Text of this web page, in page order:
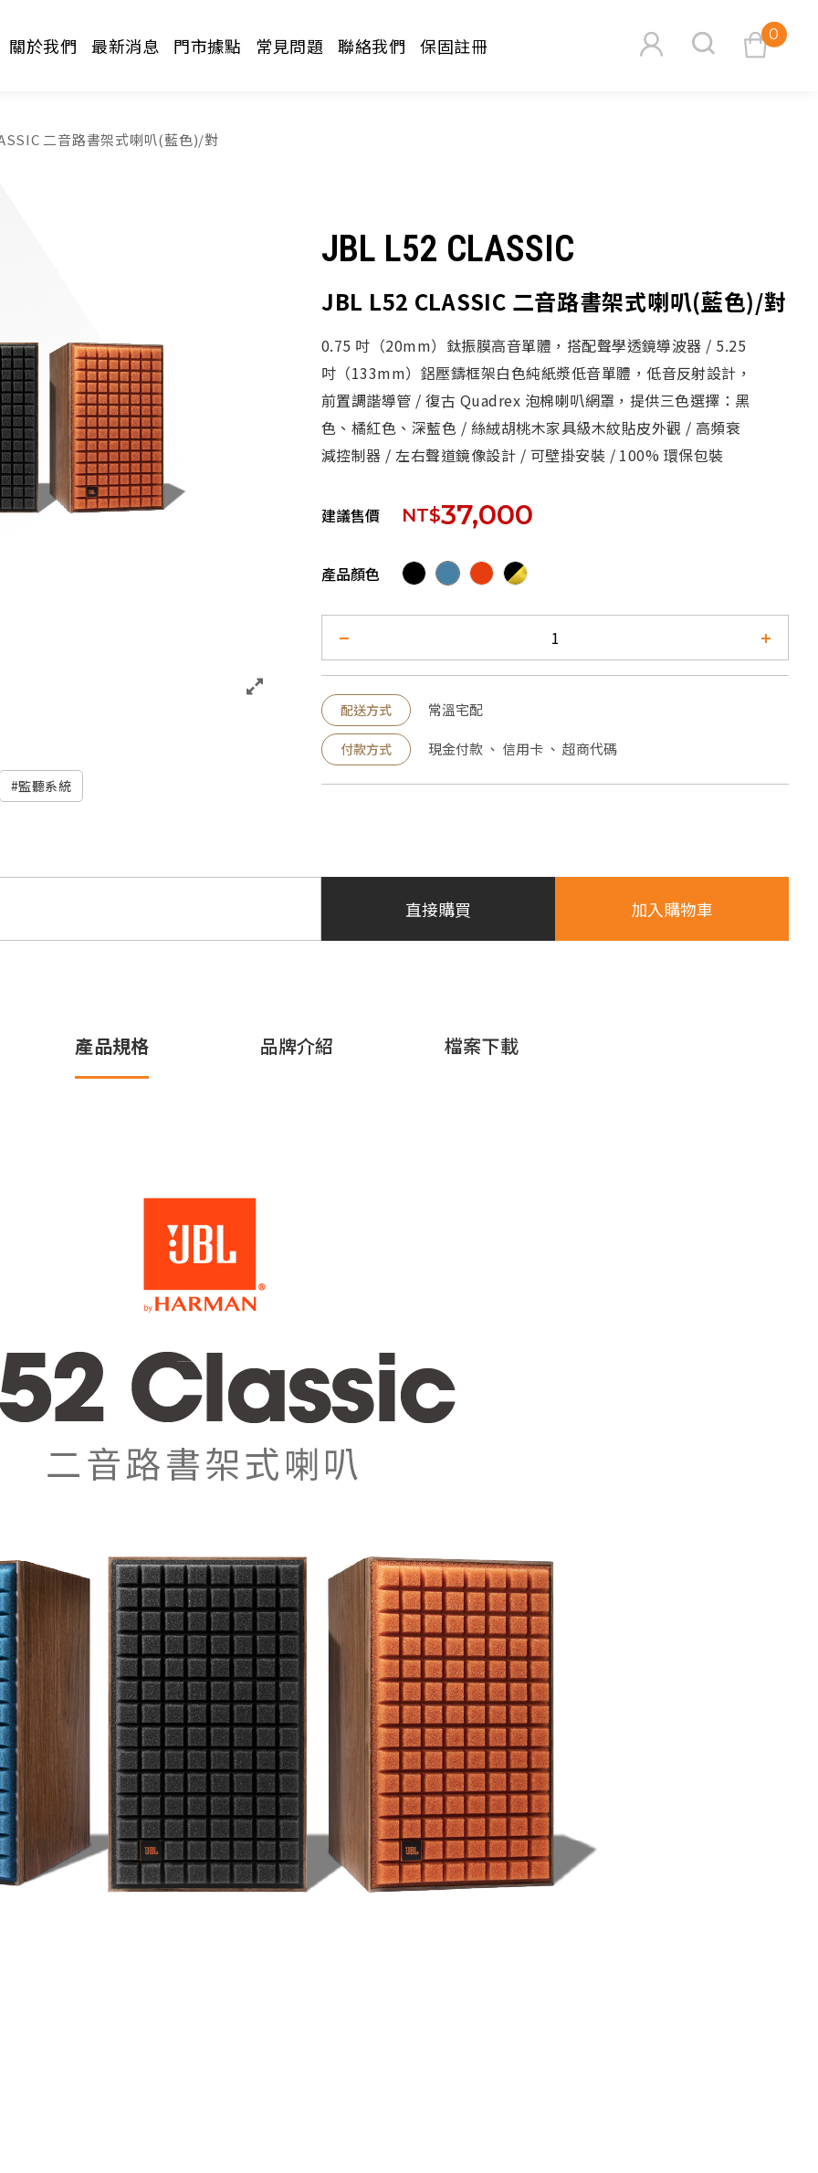
0
搜尋
關於我們 最新消息 門市據點 常見問題 聯絡我們 保固註冊
二音路書架式喇叭(藍色)/對
監聽系統
JBL L52 CLASSIC
JBL L52 CLASSIC 二音路書架式喇叭(藍色)/對
0.75 吋（20mm）鈦振膜高音單體，搭配聲學透鏡導波器 / 5.25
吋（133mm）鋁壓鑄框架白色純紙漿低音單體，低音反射設計，
前置調諧導管 / 復古 Quadrex 泡棉喇叭網罩，提供三色選擇：黑
色、橘紅色、深藍色 / 絲絨胡桃木家具級木紋貼皮外觀 / 高頻衰
減控制器 / 左右聲道鏡像設計 / 可壁掛安裝 / 100% 環保包裝
建議售價 NT$37,000
產品顏色
配送方式 常溫宅配
付款方式 現金付款 、 信用卡 、 超商代碼
直接購買 加入購物車
產品規格 品牌介紹 檔案下載